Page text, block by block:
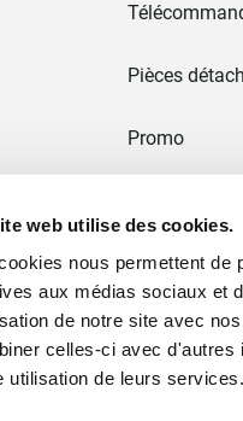
web utilise des cookies.
nous permettent de
aux médias sociaux et
de notre site avec
celles-ci avec d'autres
utilisation de leurs services.
Pièces
Promo
Blog
Qui sommes